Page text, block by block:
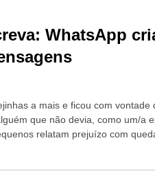
WhatsApp
a mais e ficou com vontade
que não devia, como um/a
relatam prejuízo com